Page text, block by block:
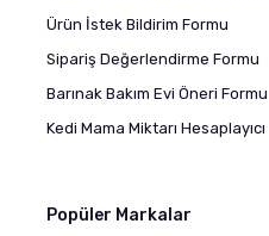
Ürün İstek Bildirim Formu
Sipariş Değerlendirme Formu
Barınak Bakım Evi Öneri Formu
Kedi Mama Miktarı Hesaplayıcı
Popüler Markalar